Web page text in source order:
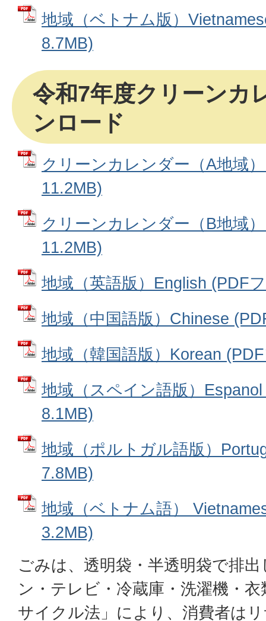
地域（ベトナム版）
8.7MB)
令和7年度クリーンカ
ンロード
クリーンカレンダー（A地域
11.2MB)
クリーンカレンダー（B地域
11.2MB)
地域（英語版）English (PDF
地域（中国語版）Chinese
地域（韓国語版）Korean
地域（スペイン語版）
8.1MB)
地域（ポルトガル語版）
7.8MB)
地域（ベトナム語）
3.2MB)
ごみは、透明袋・半透明袋で排
ン・テレビ・冷蔵庫・洗濯機・
サイクル法」により、消費者は